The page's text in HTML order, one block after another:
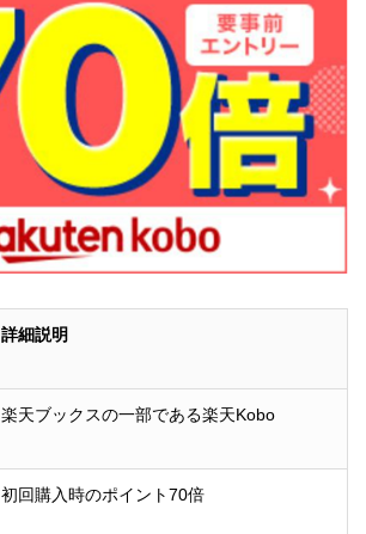
詳細説明
楽天ブックスの一部である楽天Kobo
初回購入時のポイント70倍